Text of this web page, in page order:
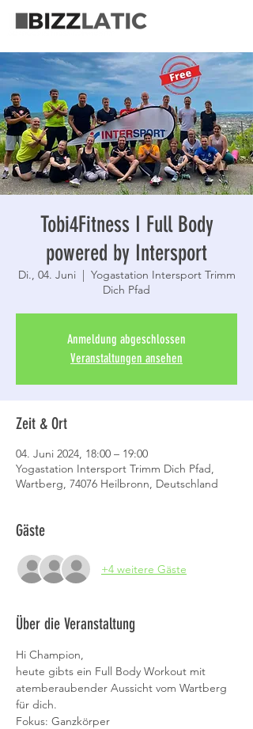
Tobi4Fitness I Full Body
powered by Intersport
Di., 04. Juni
  |
Yogastation Intersport Trimm
Dich Pfad
Anmeldung abgeschlossen
Veranstaltungen ansehen
Zeit & Ort
04. Juni 2024, 18:00 – 19:00
Yogastation Intersport Trimm Dich Pfad,
Wartberg, 74076 Heilbronn, Deutschland
Gäste
+4 weitere Gäste
Über die Veranstaltung
Hi Champion,
heute gibts ein Full Body Workout mit
atemberaubender Aussicht vom Wartberg
für dich.
Fokus: Ganzkörper